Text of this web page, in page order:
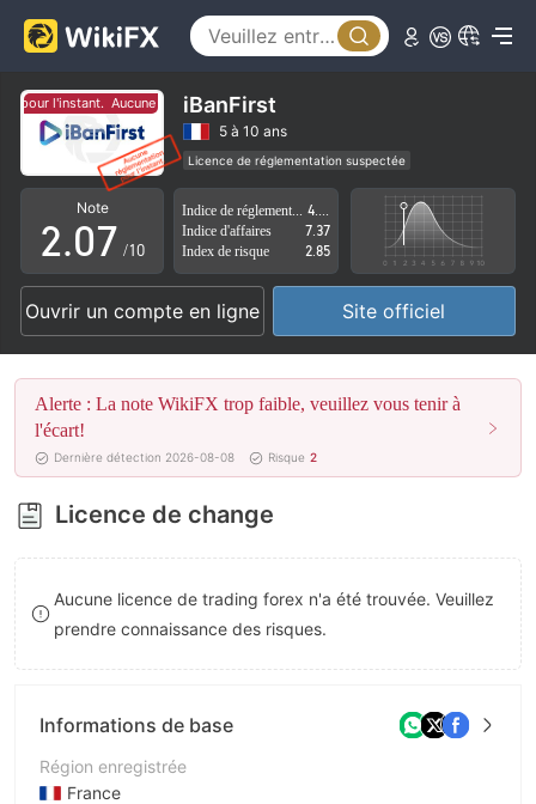
pour l'instant. Aucune réglementation pour l'instant.
iBanFirst
5 à 10 ans
Licence de réglementation suspectée
Courtiers Régionaux
Risque élevé potentiel
Note
0
1
2
3
4
5
6
7
8
9
.0
1
2
3
4
5
6
7
8
9
3
4
5
6
7
8
9
/10
Indice d'affaires
7.37
Index de risque
2.85
Ouvrir un compte en ligne Site officiel
Alerte : La note WikiFX trop faible, veuillez vous tenir à
l'écart!
Dernière détection 2026-08-08 Risque 2
Licence de change
Aucune licence de trading forex n'a été trouvée. Veuillez
prendre connaissance des risques.
Informations de base
Région enregistrée
France